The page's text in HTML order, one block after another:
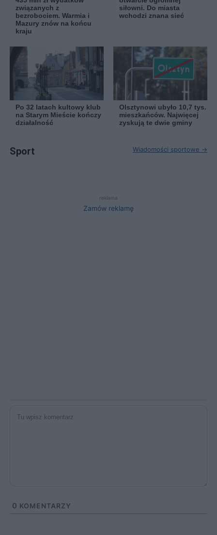
związanych z
bezrobociem. Warmia i
Mazury znów na końcu
kraju
siłowni. Do miasta
wchodzi znana sieć
Po 32 latach kultowy klub
na Starym Mieście kończy
działalność
Olsztynowi ubyło 10,7 tys.
mieszkańców. Najwięcej
zyskują te dwie gminy
Sport Wiadomości sportowe →
reklama
Zamów reklamę
0 KOMENTARZY